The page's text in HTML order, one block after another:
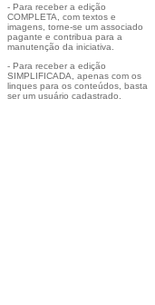
- Para receber a edição
COMPLETA, com textos e
imagens, torne-se um associado
pagante e contribua para a
manutenção da iniciativa.
- Para receber a edição
SIMPLIFICADA, apenas com os
linques para os conteúdos, basta
ser um usuário cadastrado.